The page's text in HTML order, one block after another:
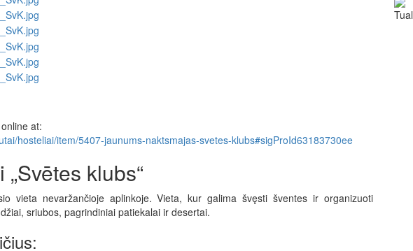
at:
hosteliai/item/5407-jaunums-naktsmajas-svetes-klubs#sigProId63183730ee
klubs“
vieta nevaržančioje aplinkoje. Vieta, kur galima švęsti šventes ir organizuoti
sriubos, pagrindiniai patiekalai ir desertai.